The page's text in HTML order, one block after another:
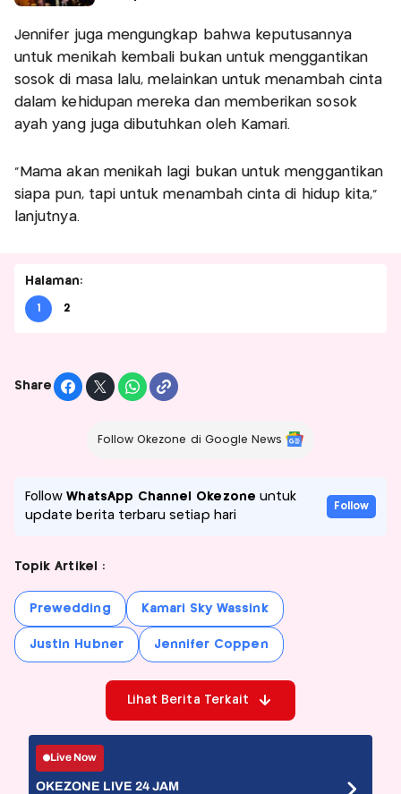
Jennifer juga mengungkap bahwa keputusannya
untuk menikah kembali bukan untuk menggantikan
sosok di masa lalu, melainkan untuk menambah cinta
dalam kehidupan mereka dan memberikan sosok
ayah yang juga dibutuhkan oleh Kamari.
“Mama akan menikah lagi bukan untuk menggantikan
siapa pun, tapi untuk menambah cinta di hidup kita,”
lanjutnya.
Halaman:
1 2
Share
Follow Okezone di Google News
FollowWhatsApp Channel Okezone untuk
update berita terbaru setiap hari
Follow
Topik Artikel :
Prewedding Kamari Sky Wassink
Justin Hubner Jennifer Coppen
Lihat Berita Terkait
Live Now
OKEZONE LIVE 24 JAM